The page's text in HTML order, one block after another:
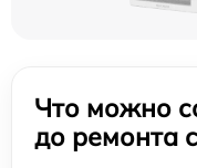
Что можно
до ремонта